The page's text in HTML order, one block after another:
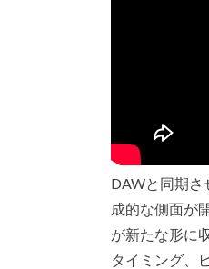
DAWと同期さ
成的な側面が
が新たな形に
タイミング、